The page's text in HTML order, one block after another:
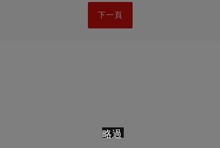
下一頁
略過